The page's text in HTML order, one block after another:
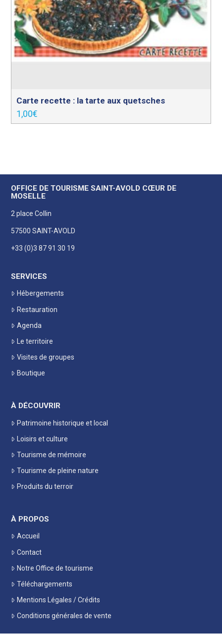
Carte recette : la tarte aux quetsches
1,00€
OFFICE DE TOURISME SAINT-AVOLD CŒUR DE
MOSELLE
2 place Collin
57500 SAINT-AVOLD
+33 (0)3 87 91 30 19
SERVICES
Hébergements
Restauration
Agenda
Le territoire
Visites de groupes
Boutique
À DÉCOUVRIR
Patrimoine historique et local
Loisirs et culture
Tourisme de mémoire
Tourisme de pleine nature
Produits du terroir
À PROPOS
Accueil
Contact
Notre Office de tourisme
Téléchargements
Mentions Légales / Crédits
Conditions générales de vente